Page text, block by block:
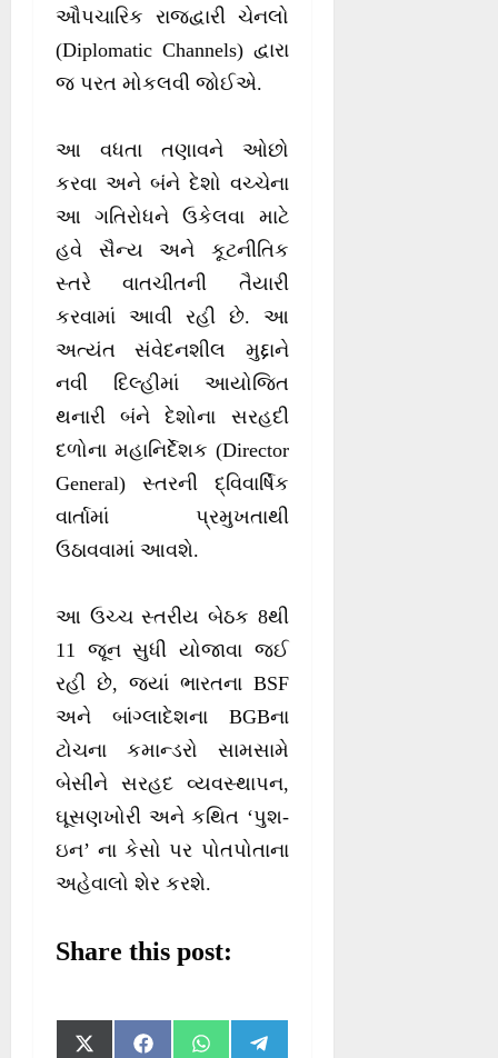
ઔપચારિક રાજદ્વારી ચેનલો
(Diplomatic Channels) દ્વારા
જ પરત મોકલવી જોઈએ.
આ વધતા તણાવને ઓછો
કરવા અને બંને દેશો વચ્ચેના
આ ગતિરોધને ઉકેલવા માટે
હવે સૈન્ય અને કૂટનીતિક
સ્તરે વાતચીતની તૈયારી
કરવામાં આવી રહી છે. આ
અત્યંત સંવેદનશીલ મુદ્દાને
નવી દિલ્હીમાં આયોજિત
થનારી બંને દેશોના સરહદી
દળોના મહાનિર્દેશક (Director
General) સ્તરની દ્વિવાર્ષિક
વાર્તામાં પ્રમુખતાથી
ઉઠાવવામાં આવશે.
આ ઉચ્ચ સ્તરીય બેઠક 8થી
11 જૂન સુધી યોજાવા જઈ
રહી છે, જ્યાં ભારતના BSF
અને બાંગ્લાદેશના BGBના
ટોચના કમાન્ડરો સામસામે
બેસીને સરહદ વ્યવસ્થાપન,
ઘૂસણખોરી અને કથિત ‘પુશ-
ઇન’ ના કેસો પર પોતપોતાના
અહેવાલો શેર કરશે.
Share this post: